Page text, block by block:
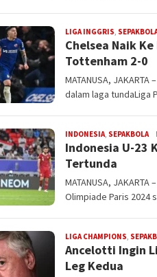
LIGA INGGRIS,
Chelsea Naik
Tottenham 2-0
MATANUSA,
dalam laga
INDONESIA, SEPAKBOLA
Indonesia U-23
Tertunda
MATANUSA,
Olimpiade Paris 2024
LIGA CHAMPIONS,
Ancelotti Ingin
Leg Kedua